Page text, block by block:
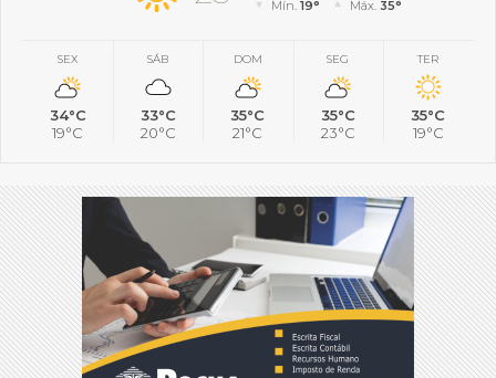
Mín.19° Máx. 35°
SEX
34°C
19°C
SÁB
33°C
20°C
DOM
35°C
21°C
SEG
35°C
23°C
TER
35°C
19°C